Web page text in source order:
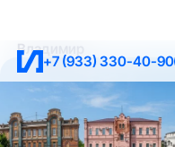
+7 (933) 330-40-90
Владимир